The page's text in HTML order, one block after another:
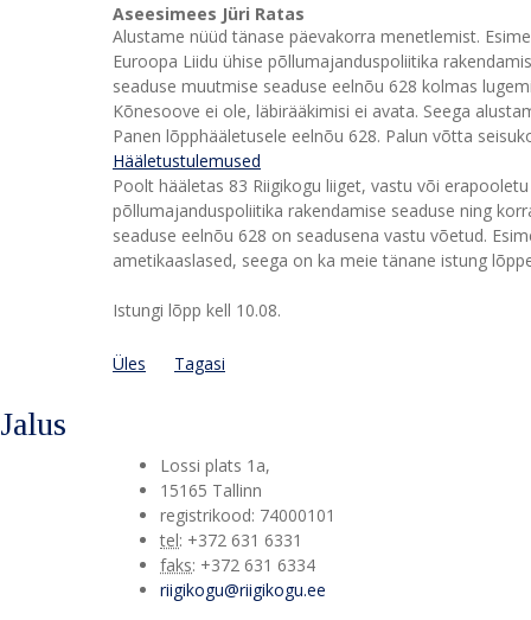
Aseesimees Jüri Ratas
Alustame nüüd tänase päevakorra menetlemist.
Euroopa Liidu ühise põllumajanduspoliitika
seaduse muutmise seaduse eelnõu 628 kolmas
Kõnesoove ei ole, läbirääkimisi ei avata. Seega
Panen lõpphääletusele eelnõu 628. Palun võtta
Hääletustulemused
Poolt hääletas 83 Riigikogu liiget, vastu või
põllumajanduspoliitika rakendamise seaduse ning
seaduse eelnõu 628 on seadusena vastu võetud.
ametikaaslased, seega on ka meie tänane istung
Istungi lõpp kell 10.08.
Üles Tagasi
Jalus
Lossi plats 1a,
15165 Tallinn
registrikood: 74000101
tel: +372 631 6331
faks: +372 631 6334
riigikogu@riigikogu.ee